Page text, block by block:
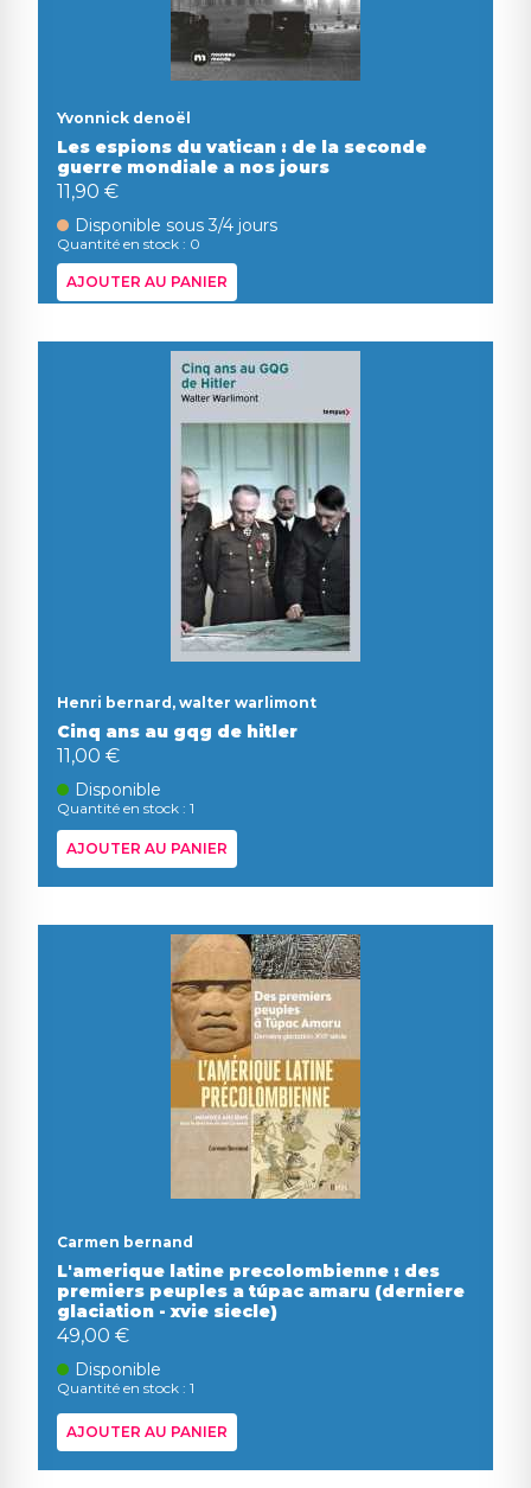
Yvonnick denoël
Les espions du vatican : de la seconde
guerre mondiale a nos jours
11,90 €
Disponible sous 3/4 jours
Quantité en stock : 0
AJOUTER AU PANIER
Henri bernard, walter warlimont
Cinq ans au gqg de hitler
11,00 €
Disponible
Quantité en stock : 1
AJOUTER AU PANIER
Carmen bernand
L'amerique latine precolombienne : des
premiers peuples a túpac amaru (derniere
glaciation - xvie siecle)
49,00 €
Disponible
Quantité en stock : 1
AJOUTER AU PANIER